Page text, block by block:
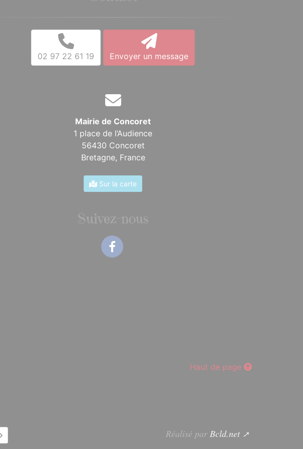
02 97 22 61 19 Envoyer un message
Mairie de Concoret
1 place de l’Audience
56430 Concoret
Bretagne, France
Sur la carte
Suivez-nous
Haut de page
Réalisé par Bcld.net